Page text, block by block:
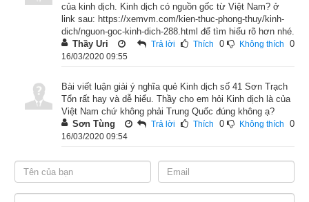
của “Đẩy xe rơi chốt”. "Thôi xa": đẩy xe, "Điếu nhĩ": rơi chốt.
“Thôi xa điếu nhĩ” là chuyện một người đẩy xe xuống dốc bờ
sông, khi đến nửa chừng bỗng nhiên 2 chốt bánh xe long ra,
phí sức”.
Như vậy Quẻ Sơn Trạch Tổn có điềm “Uổng công phí sức”, là
quẻ hung trong kinh dịch.
thời, không đúng lúc sẽ dễ dàng thất bại. Công danh sự
của kinh dịch. Kinh dịch có nguồn gốc từ Việt Nam? ở
link sau: https://xemvm.com/kien-thuc-phong-thuy/kinh-
dich/nguon-goc-kinh-dich-288.html để tìm hiểu rõ hơn nhé.
Thầy Uri
Trả lời Thích 0 Không thích 0
16/03/2020 09:55
Bài viết luận giải ý nghĩa quẻ Kinh dịch số 41 Sơn Trạch
Tổn rất hay và dễ hiểu. Thầy cho em hỏi Kinh dịch là của
Việt Nam chứ không phải Trung Quốc đúng không ạ?
Sơn Tùng
Trả lời Thích 0 Không thích 0
16/03/2020 09:54